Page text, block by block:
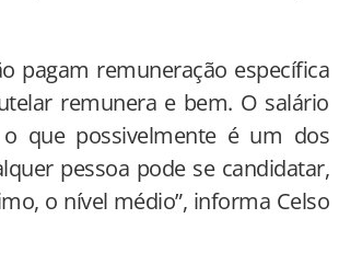
pagam remuneração específica
remunera e bem. O salário
que possivelmente é um dos
pessoa pode se candidatar,
o nível médio”, informa Celso